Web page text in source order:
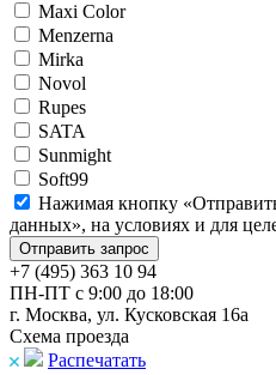
Maxi Color
Menzerna
Mirka
Novol
Rupes
SATA
Sunmight
Soft99
Нажимая кнопку
данных», на условиях и для
+7 (495) 363 10 94
ПН-ПТ с 9:00 до 18:00
г. Москва, ул. Кусковская 16а
Схема проезда
Распечатать